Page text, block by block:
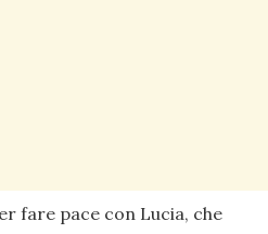
fare pace con Lucia, che